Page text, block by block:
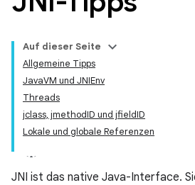
Auf dieser Seite
Allgemeine Tipps
JavaVM und JNIEnv
Threads
jclass, jmethodID und jfieldID
Lokale und globale Referenzen
JNI ist das native Java-Interface.